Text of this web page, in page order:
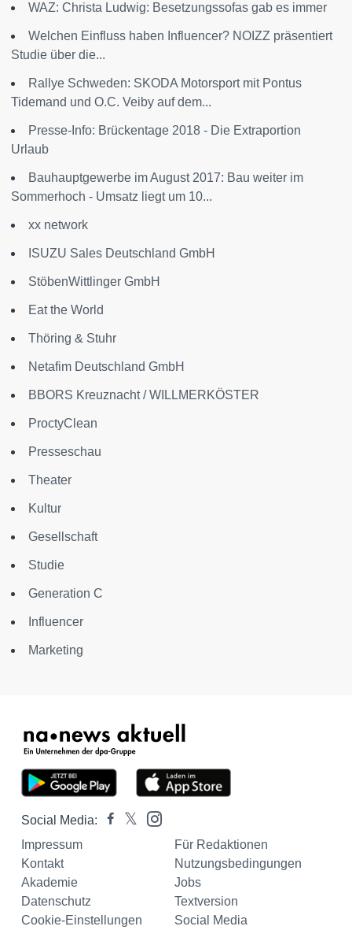
WAZ: Christa Ludwig: Besetzungssofas gab es immer
Welchen Einfluss haben Influencer? NOIZZ präsentiert
Studie über die...
Rallye Schweden: SKODA Motorsport mit Pontus
Tidemand und O.C. Veiby auf dem...
Presse-Info: Brückentage 2018 - Die Extraportion
Urlaub
Bauhauptgewerbe im August 2017: Bau weiter im
Sommerhoch - Umsatz liegt um 10...
xx network
ISUZU Sales Deutschland GmbH
StöbenWittlinger GmbH
Eat the World
Thöring & Stuhr
Netafim Deutschland GmbH
BBORS Kreuznacht / WILLMERKÖSTER
ProctyClean
Presseschau
Theater
Kultur
Gesellschaft
Studie
Generation C
Influencer
Marketing
Social Media:
Impressum
Für Redaktionen
Kontakt
Nutzungsbedingungen
Akademie
Jobs
Datenschutz
Textversion
Cookie-Einstellungen
Social Media